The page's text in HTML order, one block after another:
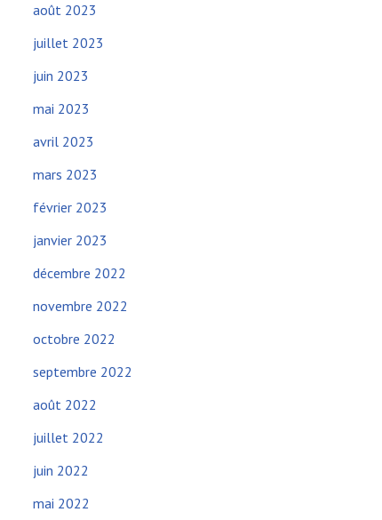
août 2023
juillet 2023
juin 2023
mai 2023
avril 2023
mars 2023
février 2023
janvier 2023
décembre 2022
novembre 2022
octobre 2022
septembre 2022
août 2022
juillet 2022
juin 2022
mai 2022